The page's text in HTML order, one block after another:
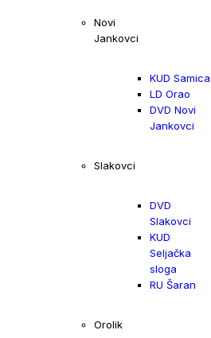
Novi
Jankovci
KUD Samica
LD Orao
DVD Novi
Jankovci
Slakovci
DVD
Slakovci
KUD
Seljačka
sloga
RU Šaran
Orolik